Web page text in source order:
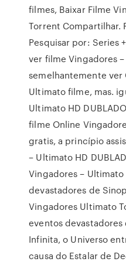
filmes, Baixar Filme
Torrent Compartilhar.
Pesquisar por: Series
ver filme Vingadores
semelhantemente ver
Ultimato filme, mas.
Ultimato HD
filme Online
gratis, a princípio
– Ultimato HD
Vingadores –
devastadores de
Vingadores Ultimato
eventos
Infinita, o Universo
causa do Estalar de